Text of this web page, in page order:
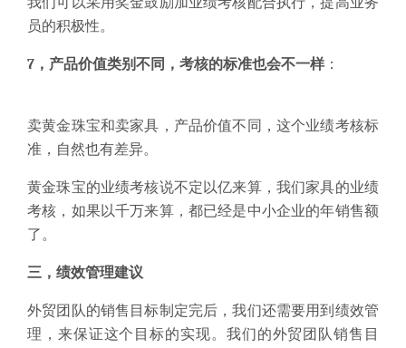
员的积极性。
7，产品价值类别不同，考核的标准也会不一样 ：
卖黄金珠宝和卖家具，产品价值不同，这个业绩考核标
准，自然也有差异。
黄金珠宝的业绩考核说不定以亿来算，我们家具的业绩
考核，如果以千万来算，都已经是中小企业的年销售额
了。
三 ， 绩效管理建议
外贸团队的销售目标制定完后，我们还需要用到 绩效管
理 ，来保证这个目标的实现。 我们的外贸团队销售目